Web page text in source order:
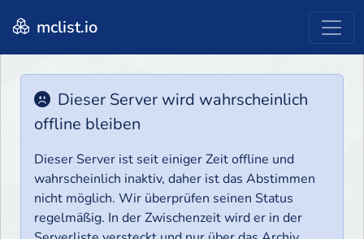
mclist.io
Dieser Server wird wahrscheinlich
offline bleiben
Dieser Server ist seit einiger Zeit offline und
wahrscheinlich inaktiv, daher ist das Abstimmen
nicht möglich. Wir überprüfen seinen Status
regelmäßig. In der Zwischenzeit wird er in der